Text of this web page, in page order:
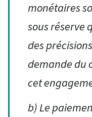
monétaires
sous réserve
des
demande du
cet
b) Le